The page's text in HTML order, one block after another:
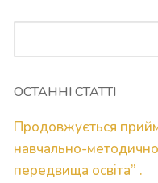
ОСТАННІ СТАТТІ
Продовжується
навчально-
передвища освіта” .